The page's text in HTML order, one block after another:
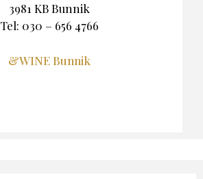
3981 KB Bunnik
Tel: 030 – 656 4766
&WINE Bunnik